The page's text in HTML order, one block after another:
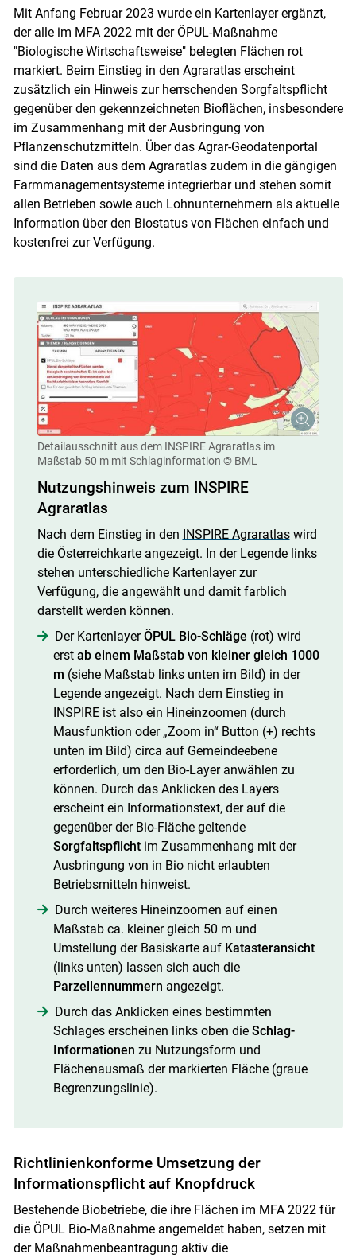
Mit Anfang Februar 2023 wurde ein Kartenlayer ergänzt,
der alle im MFA 2022 mit der ÖPUL-Maßnahme
"Biologische Wirtschaftsweise" belegten Flächen rot
markiert. Beim Einstieg in den Agraratlas erscheint
zusätzlich ein Hinweis zur herrschenden Sorgfaltspflicht
gegenüber den gekennzeichneten Bioflächen, insbesondere
im Zusammenhang mit der Ausbringung von
Pflanzenschutzmitteln. Über das Agrar-Geodatenportal
sind die Daten aus dem Agraratlas zudem in die gängigen
Farmmanagementsysteme integrierbar und stehen somit
allen Betrieben sowie auch Lohnunternehmern als aktuelle
Information über den Biostatus von Flächen einfach und
kostenfrei zur Verfügung.
Detailausschnitt aus dem INSPIRE Agraratlas im
Maßstab 50 m mit Schlaginformation © BML
Nutzungshinweis zum INSPIRE
Agraratlas
Nach dem Einstieg in den INSPIRE Agraratlaswird
die Österreichkarte angezeigt. In der Legende links
stehen unterschiedliche Kartenlayer zur
Verfügung, die angewählt und damit farblich
darstellt werden können.
Der KartenlayerÖPUL Bio-Schläge (rot) wird
erst ab einem Maßstab von kleiner gleich 1000
m (siehe Maßstab links unten im Bild) in der
Legende angezeigt. Nach dem Einstieg in
INSPIRE ist also ein Hineinzoomen (durch
Mausfunktion oder „Zoom in“ Button (+) rechts
unten im Bild) circa auf Gemeindeebene
erforderlich, um den Bio-Layer anwählen zu
können. Durch das Anklicken des Layers
erscheint ein Informationstext, der auf die
gegenüber der Bio-Fläche geltende
Sorgfaltspflichtim Zusammenhang mit der
Ausbringung von in Bio nicht erlaubten
Betriebsmitteln hinweist.
Durch weiteres Hineinzoomen auf einen
Maßstab ca. kleiner gleich 50 m und
Umstellung der Basiskarte auf Katasteransicht
(links unten) lassen sich auch die
Parzellennummern angezeigt.
Durch das Anklicken eines bestimmten
Schlages erscheinen links oben die Schlag-
Informationen zu Nutzungsform und
Flächenausmaß der markierten Fläche (graue
Begrenzungslinie).
Richtlinienkonforme Umsetzung der
Informationspflicht auf Knopfdruck
Bestehende Biobetriebe, die ihre Flächen im MFA 2022 für
die ÖPUL Bio-Maßnahme angemeldet haben, setzen mit
der Maßnahmenbeantragung aktiv die